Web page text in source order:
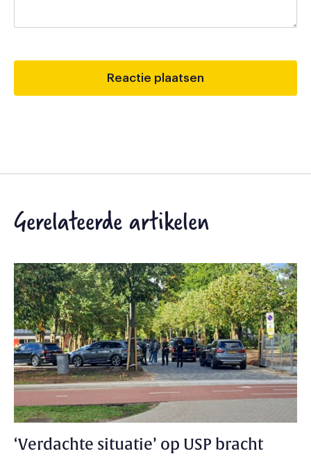
Gerelateerde artikelen
‘Verdachte situatie’ op USP bracht